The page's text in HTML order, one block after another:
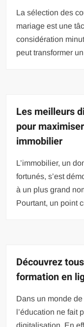
La sélection des
mariage est une
considération
peut transformer
Les meilleurs
pour
immobilier
L’immobilier, un
fortunés, s’est
à un plus grand
Pourtant, un point
Découvrez
formation en
Dans un monde
l’éducation ne fait
digitalisation. En